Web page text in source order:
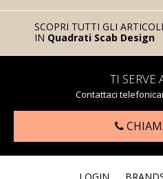
SCOPRI TUTTI GLI ARTICOLI
IN Quadrati Scab Design
TI SERVE
Contattaci